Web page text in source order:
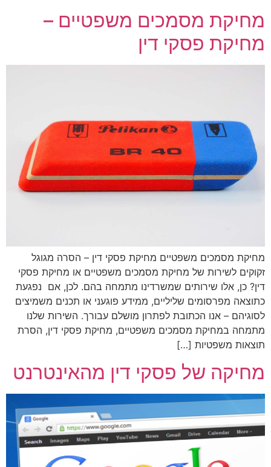
מחיקת מסמכים משפטיים –
מחיקת פסקי דין
מחיקת מסמכים משפטיים מחיקת פסקי דין – הסרה מגוגל
זקוקים לשירות של מחיקת מסמכים משפטיים או מחיקת פסקי
דין? כן, אלו שירותים שמשרדינו מתמחה בהם. לכן, אם נפגעת
כתוצאה מפרסומים שליליים, ממידע פוגעני או תכנים משמיצים
לסוגיהם – אנו הכתובת לפתרון מושלם עבורך. השירות שלנו
מתמחה במחיקת מסמכים משפטיים, מחיקת פסקי דין, הסרת
תוצאות משפטיות […]
מחיקה של פסקי דין מהאינטרנט